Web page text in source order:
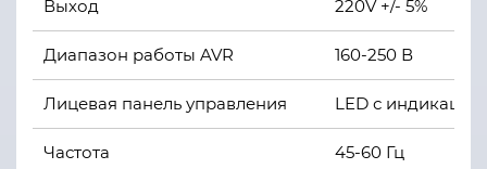
Выход 220V +/- 5%
Диапазон работы AVR 160-250 В
Лицевая панель управления LED с
Частота 45-60 Гц